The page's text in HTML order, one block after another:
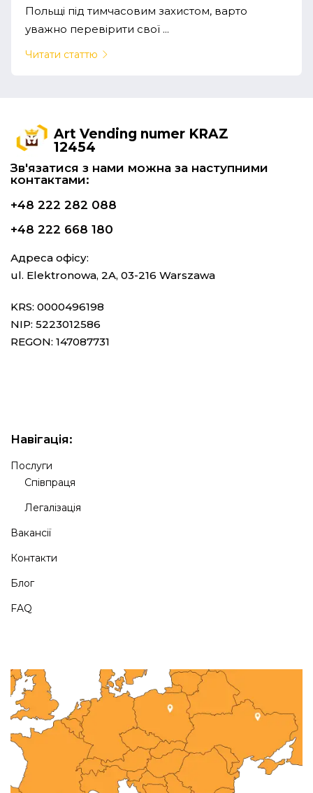
Польщі під тимчасовим захистом, варто
уважно перевірити свої ...
Читати статтю
Art Vending numer KRAZ
12454
Зв'язатися з нами можна за наступними
контактами:
+48 222 282 088
+48 222 668 180
Адреса офісу:
ul. Elektronowa, 2A, 03-216 Warszawa
KRS: 0000496198
NIP: 5223012586
REGON: 147087731
Навігація:
Послуги
Співпраця
Легалізація
Вакансії
Контакти
Блог
FAQ